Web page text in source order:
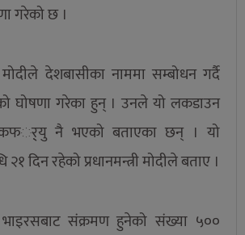
गरेको छ ।
मोदीले देशबासीका नाममा सम्बोधन गर्दै
घोषणा गरेका हुन् । उनले यो लकडाउन
नै भएको बताएका छन् । यो
दिन रहेको प्रधानमन्त्री मोदीले बताए ।
भाइरसबाट संक्रमण हुनेको संख्या ५००